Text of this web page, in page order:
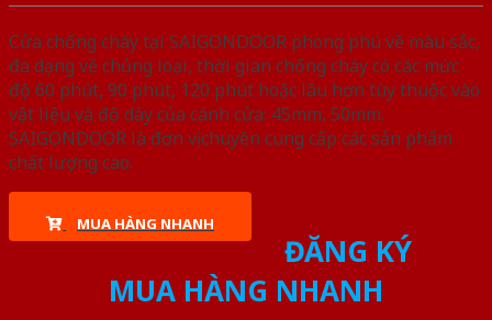
Cửa chống cháy tại SAIGONDOOR phong phú về màu sắc,
đa dạng về chủng loại, thời gian chống cháy có các mức
độ 60 phút, 90 phút, 120 phút hoặc lâu hơn tùy thuộc vào
vật liệu và độ dày của cánh cửa: 45mm, 50mm.
SAIGONDOOR là đơn vị chuyên cung cấp các sản phẩm
chất lượng cao.
MUA HÀNG NHANH
ĐĂNG KÝ
MUA HÀNG NHANH